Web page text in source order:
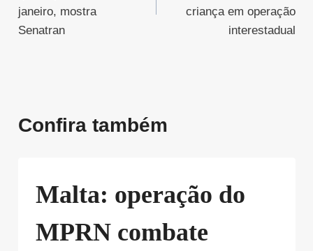
Post
janeiro, mostra
Senatran
criança em operação
interestadual
Confira também
Malta: operação do
MPRN combate